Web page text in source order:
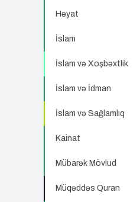
Həyat
İslam
İslam və Xoşbəxtlik
İslam və İdman
İslam və Sağlamlıq
Kainat
Mübarək Mövlud
Müqəddəs Quran